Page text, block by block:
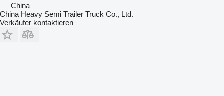
China
China Heavy Semi Trailer Truck Co., Ltd.
Verkäufer kontaktieren